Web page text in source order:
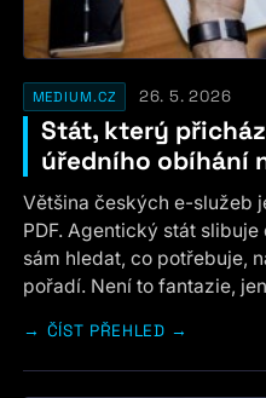
MEDIUM.CZ 26. 5. 2026
Stát, který
úředního obíhání
Většina českých e-služeb
PDF. Agentický stát
sám hledat, co potřebuje,
pořadí. Není to fantazie,
ČÍST PŘEHLED →